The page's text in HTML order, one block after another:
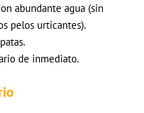
abundante agua (sin
pelos urticantes).
de inmediato.